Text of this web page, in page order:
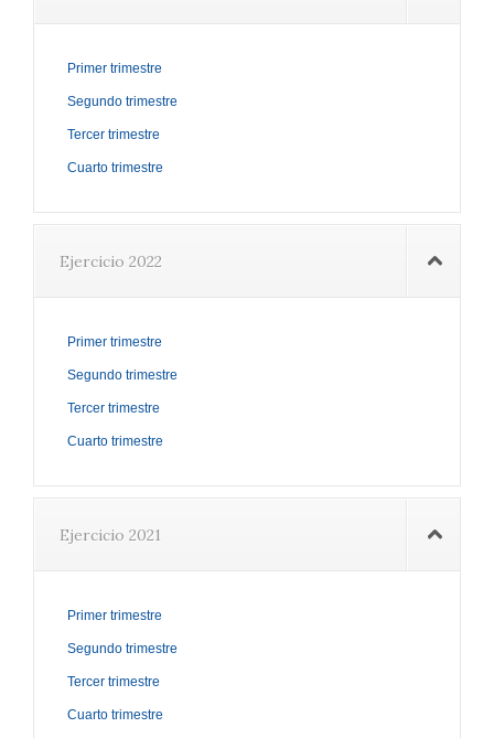
Primer trimestre
Segundo trimestre
Tercer trimestre
Cuarto trimestre
Ejercicio 2022
Primer trimestre
Segundo trimestre
Tercer trimestre
Cuarto trimestre
Ejercicio 2021
Primer trimestre
Segundo trimestre
Tercer trimestre
Cuarto trimestre